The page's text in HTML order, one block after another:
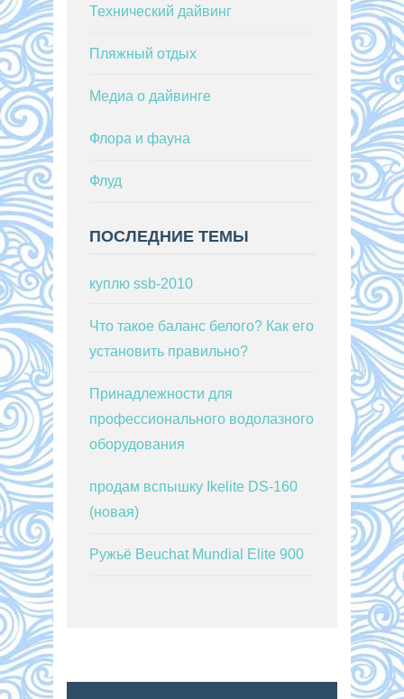
Технический дайвинг
Пляжный отдых
Медиа о дайвинге
Флора и фауна
Флуд
ПОСЛЕДНИЕ ТЕМЫ
куплю ssb-2010
Что такое баланс белого? Как его
установить правильно?
Принадлежности для
профессионального водолазного
оборудования
продам вспышку Ikelite DS-160
(новая)
Ружьё Beuchat Mundial Elite 900